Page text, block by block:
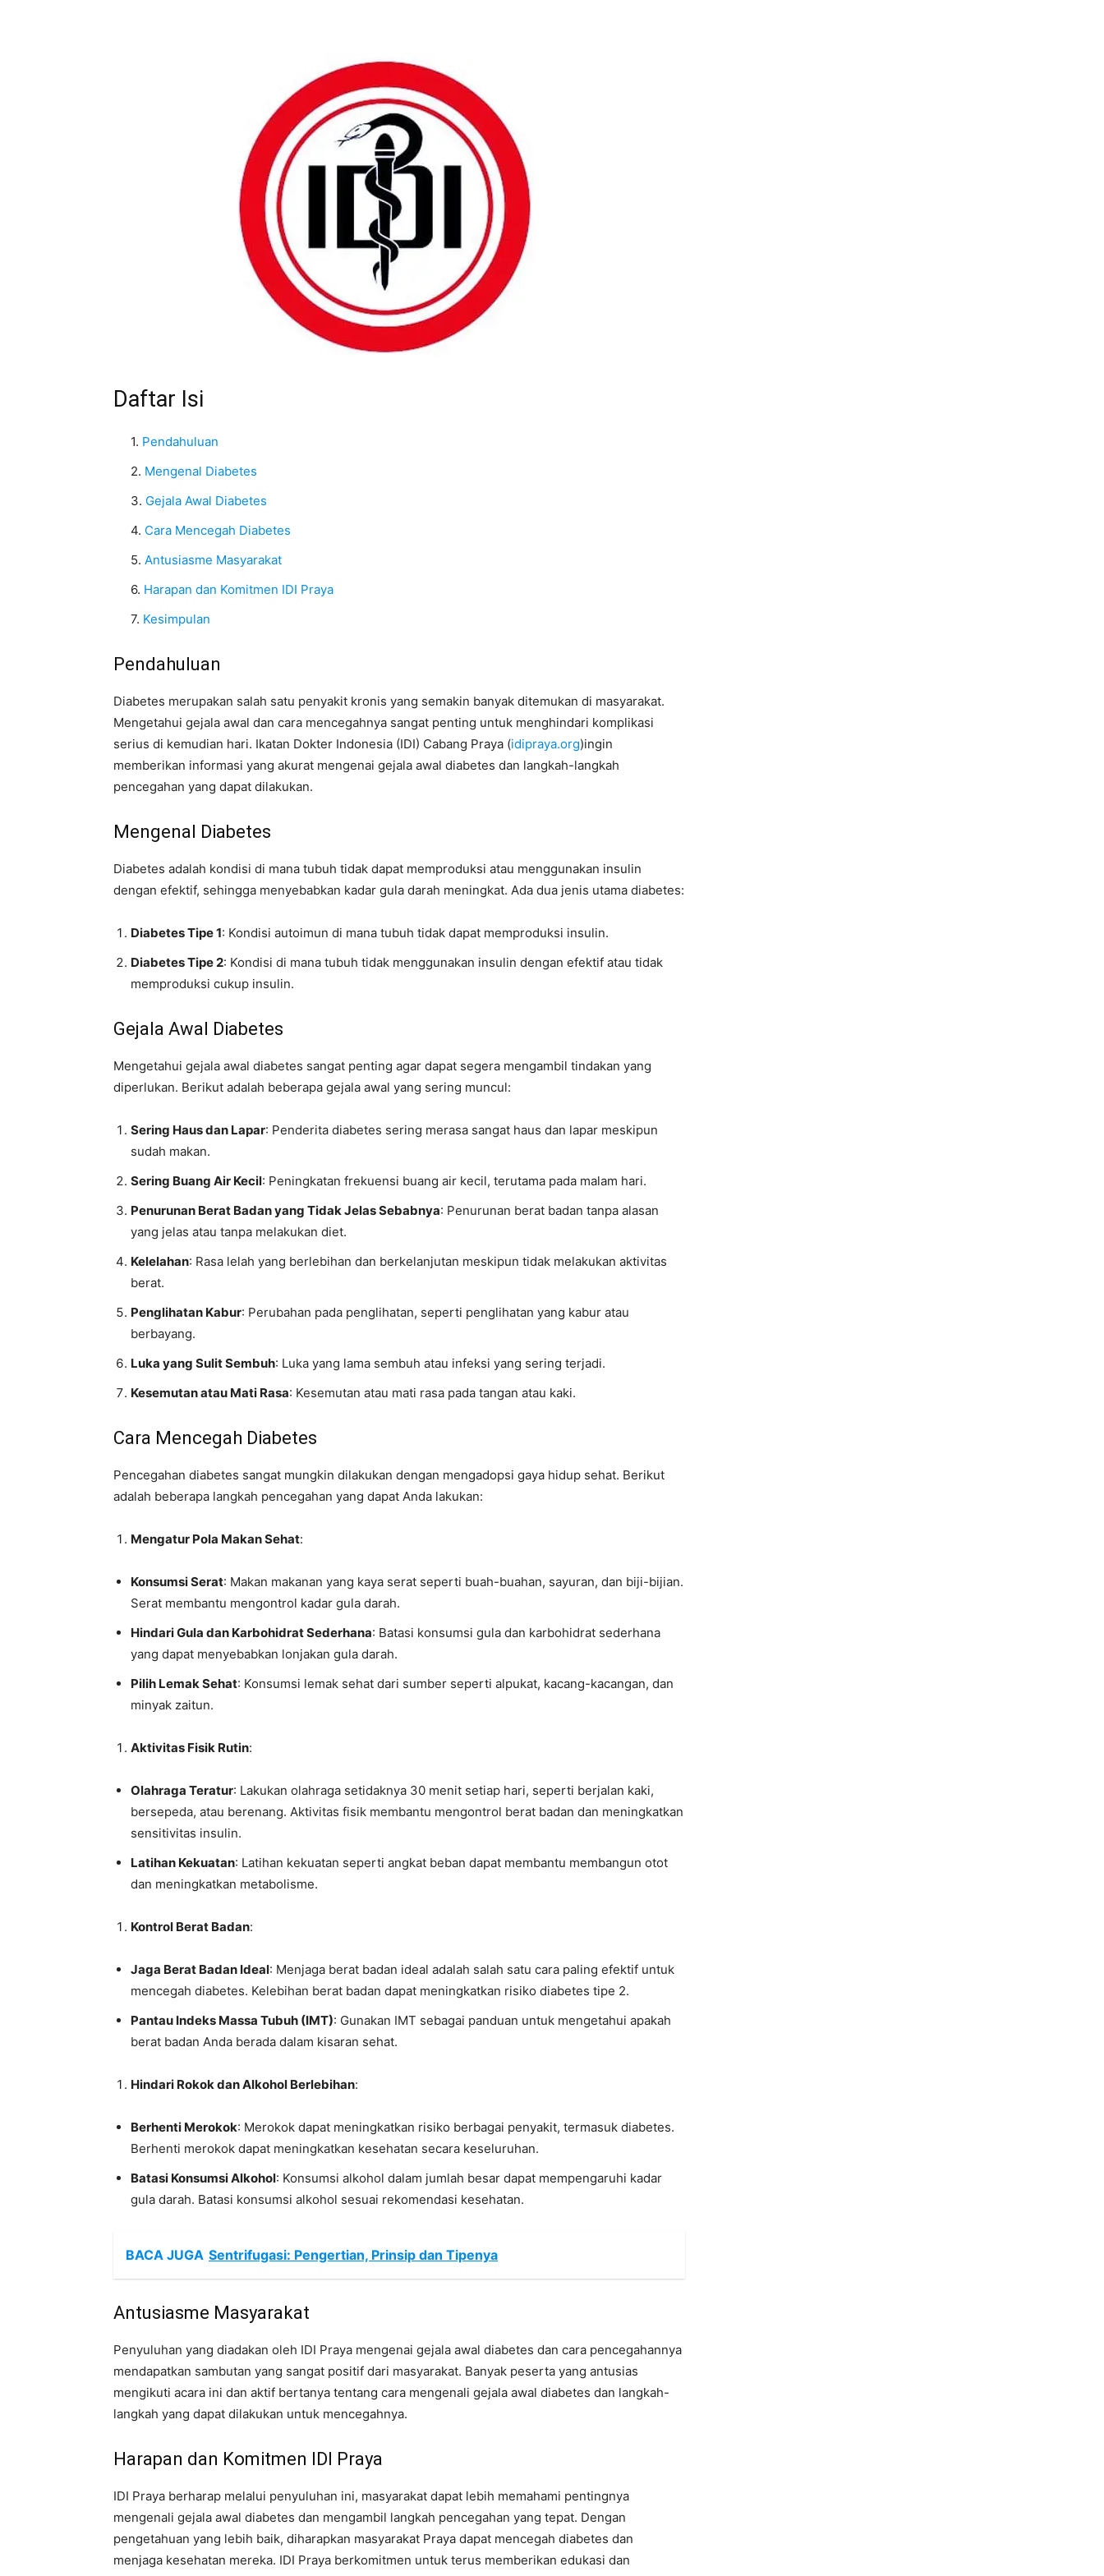
Daftar Isi
Pendahuluan
Mengenal Diabetes
Gejala Awal Diabetes
Cara Mencegah Diabetes
Antusiasme Masyarakat
Harapan dan Komitmen IDI Praya
Kesimpulan
Pendahuluan
Diabetes merupakan salah satu penyakit kronis yang semakin banyak ditemukan di masyarakat.
Mengetahui gejala awal dan cara mencegahnya sangat penting untuk menghindari komplikasi
serius di kemudian hari. Ikatan Dokter Indonesia (IDI) Cabang Praya (idipraya.org)ingin
memberikan informasi yang akurat mengenai gejala awal diabetes dan langkah-langkah
pencegahan yang dapat dilakukan.
Mengenal Diabetes
Diabetes adalah kondisi di mana tubuh tidak dapat memproduksi atau menggunakan insulin
dengan efektif, sehingga menyebabkan kadar gula darah meningkat. Ada dua jenis utama diabetes:
Diabetes Tipe 1: Kondisi autoimun di mana tubuh tidak dapat memproduksi insulin.
Diabetes Tipe 2: Kondisi di mana tubuh tidak menggunakan insulin dengan efektif atau tidak
memproduksi cukup insulin.
Gejala Awal Diabetes
Mengetahui gejala awal diabetes sangat penting agar dapat segera mengambil tindakan yang
diperlukan. Berikut adalah beberapa gejala awal yang sering muncul:
Sering Haus dan Lapar: Penderita diabetes sering merasa sangat haus dan lapar meskipun
sudah makan.
Sering Buang Air Kecil: Peningkatan frekuensi buang air kecil, terutama pada malam hari.
Penurunan Berat Badan yang Tidak Jelas Sebabnya: Penurunan berat badan tanpa alasan
yang jelas atau tanpa melakukan diet.
Kelelahan: Rasa lelah yang berlebihan dan berkelanjutan meskipun tidak melakukan aktivitas
berat.
Penglihatan Kabur: Perubahan pada penglihatan, seperti penglihatan yang kabur atau
berbayang.
Luka yang Sulit Sembuh: Luka yang lama sembuh atau infeksi yang sering terjadi.
Kesemutan atau Mati Rasa: Kesemutan atau mati rasa pada tangan atau kaki.
Cara Mencegah Diabetes
Pencegahan diabetes sangat mungkin dilakukan dengan mengadopsi gaya hidup sehat. Berikut
adalah beberapa langkah pencegahan yang dapat Anda lakukan:
Mengatur Pola Makan Sehat:
Konsumsi Serat: Makan makanan yang kaya serat seperti buah-buahan, sayuran, dan biji-bijian.
Serat membantu mengontrol kadar gula darah.
Hindari Gula dan Karbohidrat Sederhana: Batasi konsumsi gula dan karbohidrat sederhana
yang dapat menyebabkan lonjakan gula darah.
Pilih Lemak Sehat: Konsumsi lemak sehat dari sumber seperti alpukat, kacang-kacangan, dan
minyak zaitun.
Aktivitas Fisik Rutin:
Olahraga Teratur: Lakukan olahraga setidaknya 30 menit setiap hari, seperti berjalan kaki,
bersepeda, atau berenang. Aktivitas fisik membantu mengontrol berat badan dan meningkatkan
sensitivitas insulin.
Latihan Kekuatan: Latihan kekuatan seperti angkat beban dapat membantu membangun otot
dan meningkatkan metabolisme.
Kontrol Berat Badan:
Jaga Berat Badan Ideal: Menjaga berat badan ideal adalah salah satu cara paling efektif untuk
mencegah diabetes. Kelebihan berat badan dapat meningkatkan risiko diabetes tipe 2.
Pantau Indeks Massa Tubuh (IMT): Gunakan IMT sebagai panduan untuk mengetahui apakah
berat badan Anda berada dalam kisaran sehat.
Hindari Rokok dan Alkohol Berlebihan:
Berhenti Merokok: Merokok dapat meningkatkan risiko berbagai penyakit, termasuk diabetes.
Berhenti merokok dapat meningkatkan kesehatan secara keseluruhan.
Batasi Konsumsi Alkohol: Konsumsi alkohol dalam jumlah besar dapat mempengaruhi kadar
gula darah. Batasi konsumsi alkohol sesuai rekomendasi kesehatan.
BACA JUGA Sentrifugasi: Pengertian, Prinsip dan Tipenya
Antusiasme Masyarakat
Penyuluhan yang diadakan oleh IDI Praya mengenai gejala awal diabetes dan cara pencegahannya
mendapatkan sambutan yang sangat positif dari masyarakat. Banyak peserta yang antusias
mengikuti acara ini dan aktif bertanya tentang cara mengenali gejala awal diabetes dan langkah-
langkah yang dapat dilakukan untuk mencegahnya.
Harapan dan Komitmen IDI Praya
IDI Praya berharap melalui penyuluhan ini, masyarakat dapat lebih memahami pentingnya
mengenali gejala awal diabetes dan mengambil langkah pencegahan yang tepat. Dengan
pengetahuan yang lebih baik, diharapkan masyarakat Praya dapat mencegah diabetes dan
menjaga kesehatan mereka. IDI Praya berkomitmen untuk terus memberikan edukasi dan